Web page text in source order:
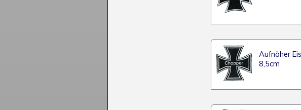
Aufnäher
8,5cm